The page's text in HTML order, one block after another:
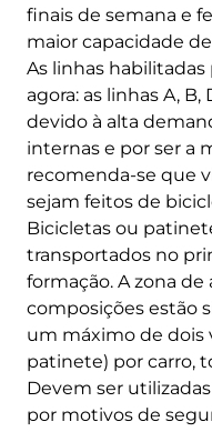
finais de semana e
maior capacidade
As linhas habilitadas
agora: as linhas A, B,
devido à alta
internas e por ser a
recomenda-se que
sejam feitos de
Bicicletas ou
transportados no
formação. A zona
composições estão
um máximo de dois
patinete) por carro,
Devem ser
por motivos de